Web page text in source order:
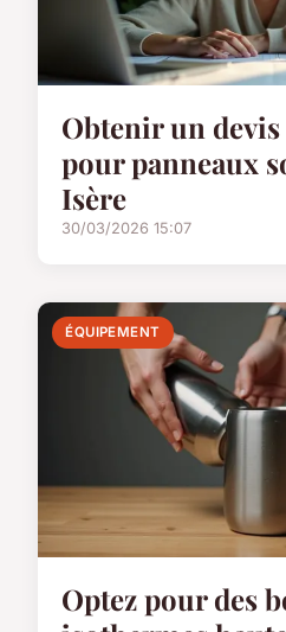
Obtenir un
pour panneaux
Isère
30/03/2026 15:07
ÉQUIPEMENT
Optez pour des